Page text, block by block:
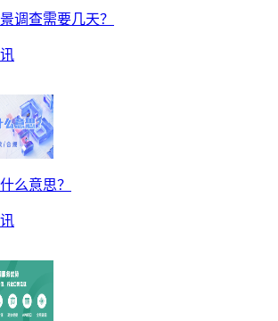
调查需要几天？
么意思？